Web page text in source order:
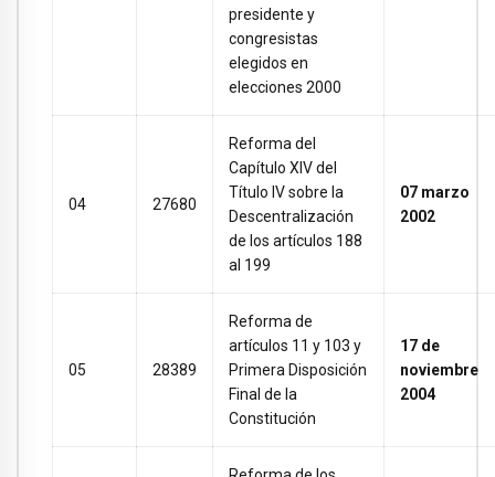
presidente y
congresistas
elegidos en
elecciones 2000
04 27680
Reforma del
Capítulo XIV del
Título IV sobre la
Descentralización
de los artículos 188
al 199
07 marzo
2002
05 28389
Reforma de
artículos 11 y 103 y
Primera Disposición
Final de la
Constitución
17 de
noviembre
2004